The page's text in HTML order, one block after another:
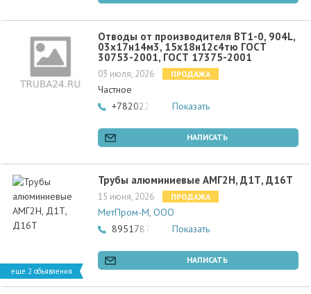
Отводы от производителя ВТ1-0, 904L,
03х17н14м3, 15х18н12с4тю ГОСТ
30753-2001, ГОСТ 17375-2001
03 июля, 2026 ПРОДАЖА
Частное
+78202291652Показать
НАПИСАТЬ
еще 2 объявления
Трубы алюминиевые АМГ2Н, Д1Т, Д16Т
15 июня, 2026 ПРОДАЖА
МетПром-М, ООО
89517877500Показать
НАПИСАТЬ